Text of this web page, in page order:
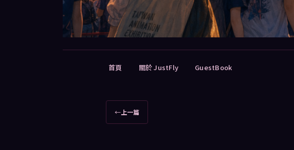
首頁 關於 JustFly GuestBook
章
←上一篇